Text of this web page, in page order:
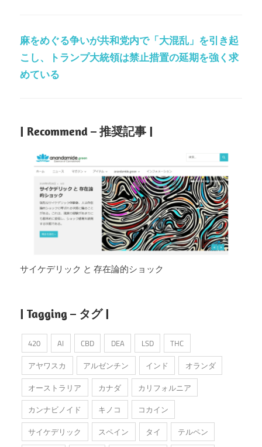
麻をめぐる争いが共和党内で「大混乱」を引き起
こし、トランプ大統領は禁止措置の延期を強く求
めている
| Recommend – 推奨記事 |
サイケデリック と 存在論的ショック
| Tagging – タグ |
420 AI CBD DEA LSD
THC
アヤワスカ
アルゼンチン インド
オランダ
オーストラリア
カナダ
カリフォルニア
カンナビノイド
キノコ
コカイン
サイケデリック
スペイン タイ
テルペン